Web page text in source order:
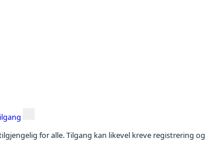
for alle. Tilgang kan likevel kreve registrering